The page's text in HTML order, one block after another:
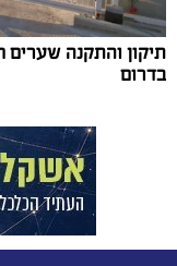
תיקון והתקנה שערים
בדרום